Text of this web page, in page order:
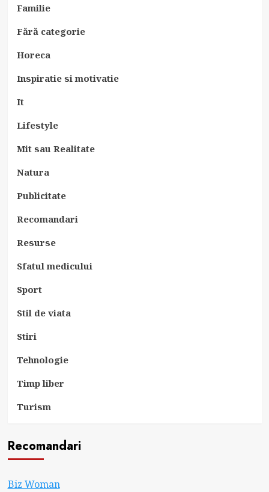
Familie
Fără categorie
Horeca
Inspiratie si motivatie
It
Lifestyle
Mit sau Realitate
Natura
Publicitate
Recomandari
Resurse
Sfatul medicului
Sport
Stil de viata
Stiri
Tehnologie
Timp liber
Turism
Recomandari
Biz Woman